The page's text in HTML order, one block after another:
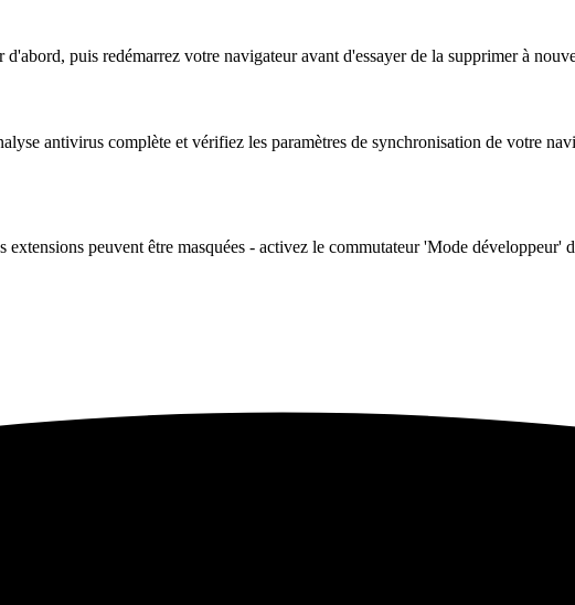
d'abord, puis redémarrez votre navigateur avant d'essayer de la supprimer à
antivirus complète et vérifiez les paramètres de synchronisation de votre
peuvent être masquées - activez le commutateur 'Mode